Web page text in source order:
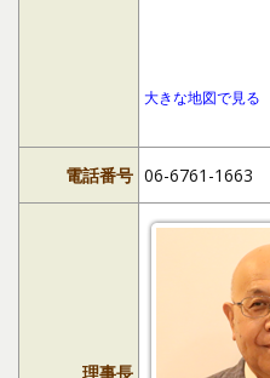
大きな地図で見る
電話番号 06-6761-1663
理事長